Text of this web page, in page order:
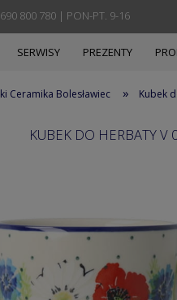
800 780 | PON-PT. 9-16
SERWISY PREZENTY
Ceramika Bolesławiec » Kubek
KUBEK DO HERBATY V